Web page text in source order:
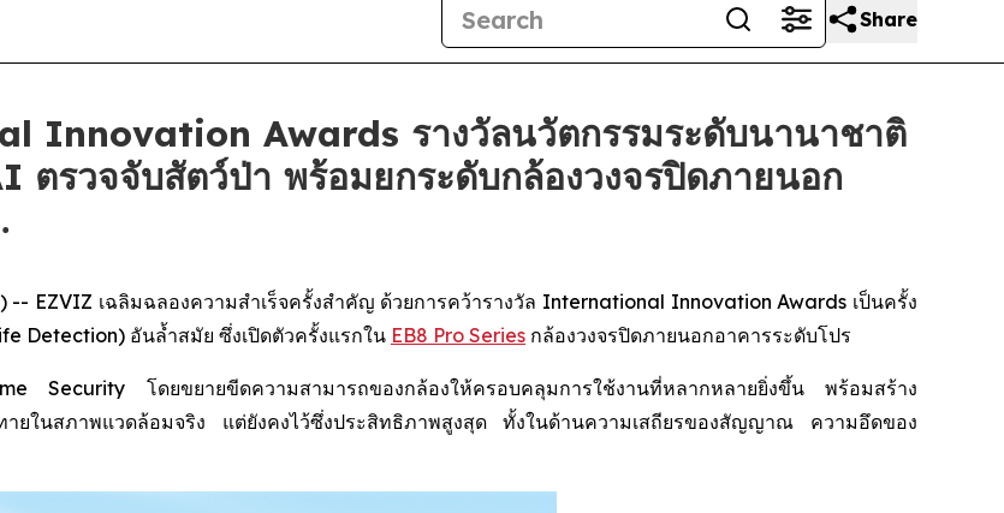
Share
Innovation Awards รางวัลนวัตกรรมระดับนานาชาติ
ตรวจจับสัตว์ป่า พร้อมยกระดับกล้องวงจรปิดภายนอก
-- EZVIZ เฉลิมฉลองความสำเร็จครั้งสำคัญ ด้วยการคว้ารางวัล International Innovation Awards เป็นครั้ง
Detection) อันล้ำสมัย ซึ่งเปิดตัวครั้งแรกใน EB8 Pro Series กล้องวงจรปิดภายนอกอาคารระดับโปร
Security โดยขยายขีดความสามารถของกล้องให้ครอบคลุมการใช้งานที่หลากหลายยิ่งขึ้น พร้อมสร้าง
ายในสภาพแวดล้อมจริง แต่ยังคงไว้ซึ่งประสิทธิภาพสูงสุด ทั้งในด้านความเสถียรของสัญญาณ ความอึดของ